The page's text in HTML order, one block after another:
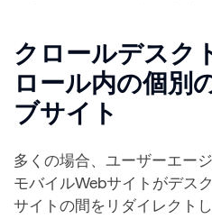
クロールデスク
ロール内の個別
ブサイト
多くの場合、ユーザーエー
モバイルWebサイトがデス
サイトの間をリダイレクト